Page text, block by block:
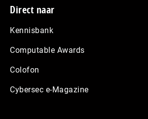
Footer
Direct naar
Kennisbank
Computable Awards
Colofon
Cybersec e-Magazine